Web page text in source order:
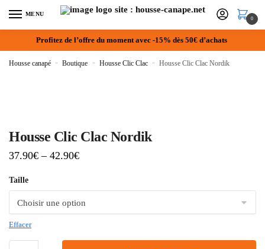
MENU
0
Profitez de l’offre du moment avec -15% dès 50€ d’achats
Housse canapé » Boutique » Housse Clic Clac » Housse Clic Clac Nordik
Housse Clic Clac Nordik
37.90€ – 42.90€
Taille
Effacer